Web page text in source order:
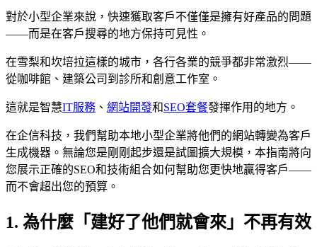
對於小型企業來說，快速獲取客戶不僅僅是擁有好產品的問題
——而是在客戶搜尋的地方保持可見性。
在雪梨和坎培拉這樣的城市，各行各業的競爭都非常激烈——
從咖啡館、建築公司到診所和創意工作室。
這就是智慧IT服務 、 網站開發和SEO套餐發揮作用的地方。
在企信科技，我們幫助本地小型企業將他們的網站轉變為客戶
生成機器。無論您是剛剛起步還是試圖擴大規模，本指南將向
您展示正確的SEO和技術組合如何幫助您更快地贏得客戶——
而不會超出您的預算。
1. 為什麼「建好了他們就會來」不再有效